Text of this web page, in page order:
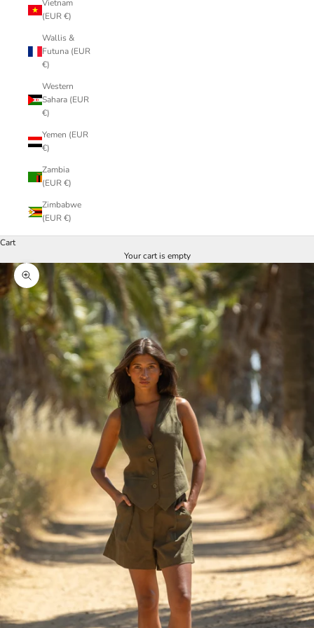
Vietnam
(EUR €)
Wallis &
Futuna (EUR
€)
Western
Sahara (EUR
€)
Yemen (EUR
€)
Zambia
(EUR €)
Zimbabwe
(EUR €)
Cart
Your cart is empty
Zoom picture